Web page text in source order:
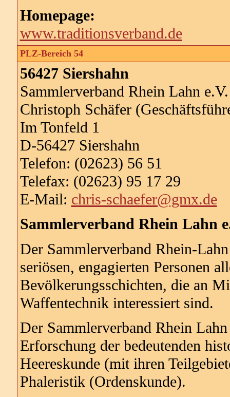
Homepage:
www.traditionsverband.de
PLZ-Bereich 54
56427 Siershahn
Sammlerverband Rhein Lahn e.V.
Christoph Schäfer
Im Tonfeld 1
D-56427 Siershahn
Telefon: (02623) 56 51
Telefax: (02623) 95 17 29
E-Mail: chris-schaefer@gmx.de
Sammlerverband Rhein Lahn
Der Sammlerverband Rhein-
seriösen, engagierten Personen
Bevölkerungsschichten, die an
Waffentechnik interessiert sind.
Der Sammlerverband Rhein
Erforschung der bedeutenden
Heereskunde (mit ihren
Phaleristik (Ordenskunde).